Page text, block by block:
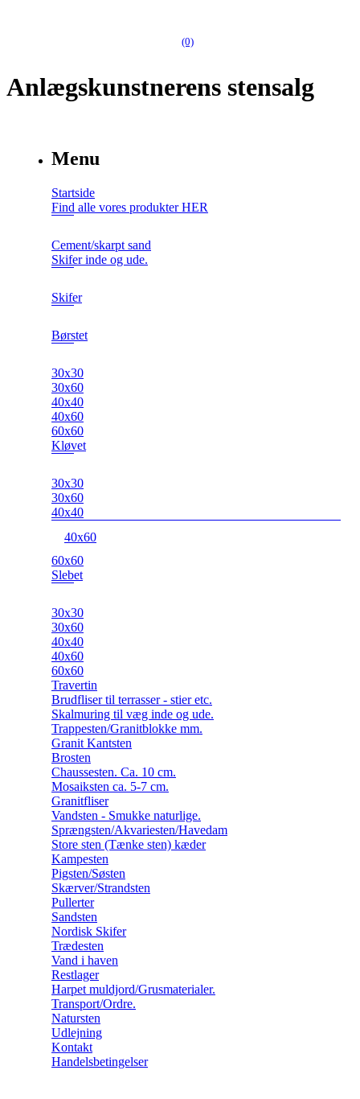
(0)
Anlægskunstnerens stensalg
Menu
Startside
Find alle vores produkter HER
Cement/skarpt sand
Skifer inde og ude.
Skifer
Børstet
30x30
30x60
40x40
40x60
60x60
Kløvet
30x30
30x60
40x40
40x60
60x60
Slebet
30x30
30x60
40x40
40x60
60x60
Travertin
Brudfliser til terrasser - stier etc.
Skalmuring til væg inde og ude.
Trappesten/Granitblokke mm.
Granit Kantsten
Brosten
Chaussesten. Ca. 10 cm.
Mosaiksten ca. 5-7 cm.
Granitfliser
Vandsten - Smukke naturlige.
Sprængsten/Akvariesten/Havedam
Store sten (Tænke sten) kæder
Kampesten
Pigsten/Søsten
Skærver/Strandsten
Pullerter
Sandsten
Nordisk Skifer
Trædesten
Vand i haven
Restlager
Harpet muldjord/Grusmaterialer.
Transport/Ordre.
Natursten
Udlejning
Kontakt
Handelsbetingelser